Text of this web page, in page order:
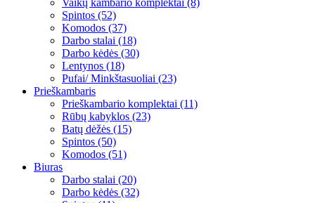
Vaikų kambario komplektai (8)
Spintos (52)
Komodos (37)
Darbo stalai (18)
Darbo kėdės (30)
Lentynos (18)
Pufai/ Minkštasuoliai (23)
Prieškambaris
Prieškambario komplektai (11)
Rūbų kabyklos (23)
Batų dėžės (15)
Spintos (50)
Komodos (51)
Biuras
Darbo stalai (20)
Darbo kėdės (32)